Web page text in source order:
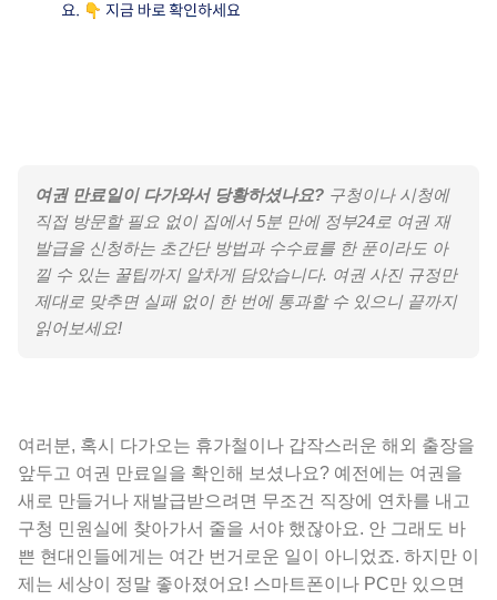
여권 만료일이 다가와서 당황하셨나요? 구청이나 시청에
직접 방문할 필요 없이 집에서 5분 만에 정부24로 여권 재
발급을 신청하는 초간단 방법과 수수료를 한 푼이라도 아
낄 수 있는 꿀팁까지 알차게 담았습니다. 여권 사진 규정만
제대로 맞추면 실패 없이 한 번에 통과할 수 있으니 끝까지
읽어보세요!
여러분, 혹시 다가오는 휴가철이나 갑작스러운 해외 출장을
앞두고 여권 만료일을 확인해 보셨나요? 예전에는 여권을
새로 만들거나 재발급받으려면 무조건 직장에 연차를 내고
구청 민원실에 찾아가서 줄을 서야 했잖아요. 안 그래도 바
쁜 현대인들에게는 여간 번거로운 일이 아니었죠. 하지만 이
제는 세상이 정말 좋아졌어요! 스마트폰이나 PC만 있으면